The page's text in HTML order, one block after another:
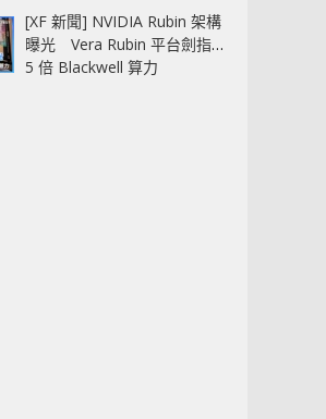
[XF 新聞] NVIDIA Rubin 架構
曝光 Vera Rubin 平台劍指
5 倍 Blackwell 算力